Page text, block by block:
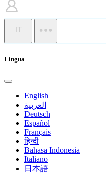
IT
Lingua
English
العربية
Deutsch
Español
Français
हिन्दी
Bahasa Indonesia
Italiano
日本語